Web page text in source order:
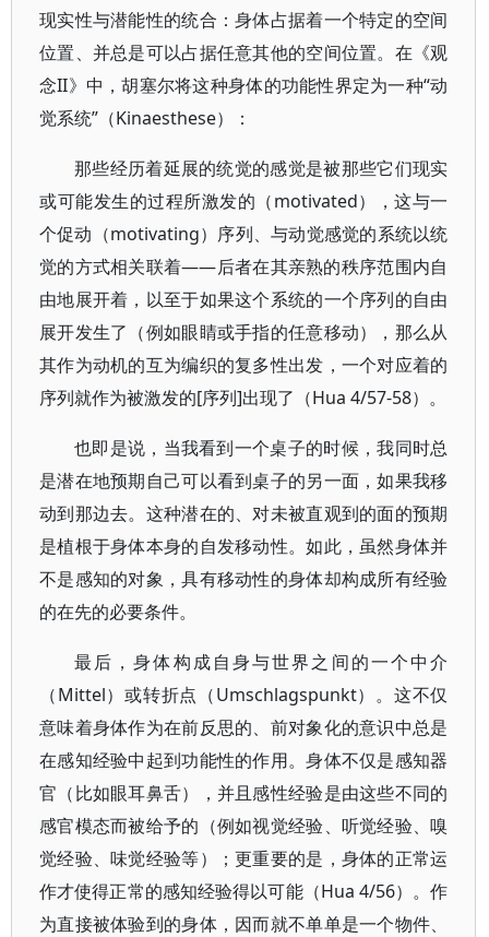
现实性与潜能性的统合：身体占据着一个特定的空间
位置、并总是可以占据任意其他的空间位置。在《观
念II》中，胡塞尔将这种身体的功能性界定为一种“动
觉系统”（Kinaesthese）：
那些经历着延展的统觉的感觉是被那些它们现实
或可能发生的过程所激发的（motivated），这与一
个促动（motivating）序列、与动觉感觉的系统以统
觉的方式相关联着——后者在其亲熟的秩序范围内自
由地展开着，以至于如果这个系统的一个序列的自由
展开发生了（例如眼睛或手指的任意移动），那么从
其作为动机的互为编织的复多性出发，一个对应着的
序列就作为被激发的[序列]出现了（Hua 4/57-58）。
也即是说，当我看到一个桌子的时候，我同时总
是潜在地预期自己可以看到桌子的另一面，如果我移
动到那边去。这种潜在的、对未被直观到的面的预期
是植根于身体本身的自发移动性。如此，虽然身体并
不是感知的对象，具有移动性的身体却构成所有经验
的在先的必要条件。
最后，身体构成自身与世界之间的一个中介
（Mittel）或转折点（Umschlagspunkt）。这不仅
意味着身体作为在前反思的、前对象化的意识中总是
在感知经验中起到功能性的作用。身体不仅是感知器
官（比如眼耳鼻舌），并且感性经验是由这些不同的
感官模态而被给予的（例如视觉经验、听觉经验、嗅
觉经验、味觉经验等）；更重要的是，身体的正常运
作才使得正常的感知经验得以可能（Hua 4/56）。作
为直接被体验到的身体，因而就不单单是一个物件、